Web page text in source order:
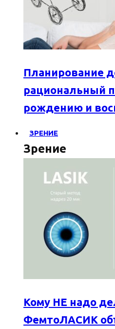
Планирование
рациональный
рождению и
ЗРЕНИЕ
Зрение
Кому НЕ надо
ФемтоЛАСИК